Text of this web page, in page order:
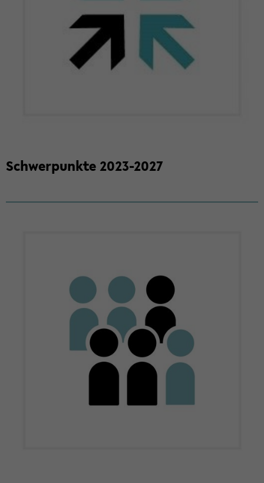
Schwer­punk­te 2023-​2027